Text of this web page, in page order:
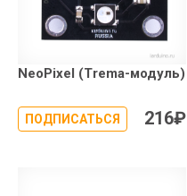
NeoPixel (Trema-модуль)
ПОДПИСАТЬСЯ 216₽